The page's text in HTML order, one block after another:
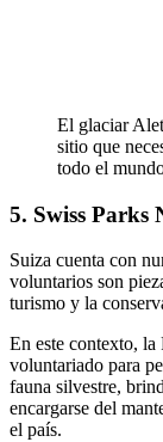
El glaciar
sitio que
todo el
5. Swiss Parks
Suiza cuenta con
voluntarios son
turismo y la
En este contexto, la
voluntariado para
fauna silvestre,
encargarse del
el país.